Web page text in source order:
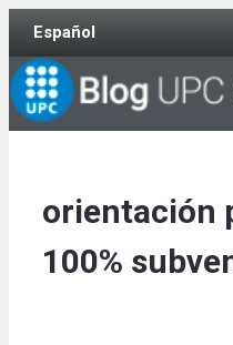
Skip
content
Español
orientación
100%